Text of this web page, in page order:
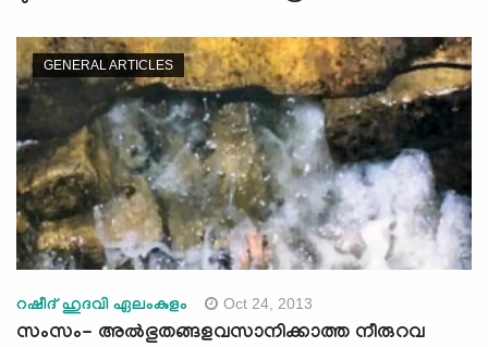
GENERAL ARTICLES
റഷീദ് ഹുദവി ഏലംകുളം Oct 24, 2013
സംസം- അല്‍ഭുതങ്ങളവസാനിക്കാത്ത നീരുറവ